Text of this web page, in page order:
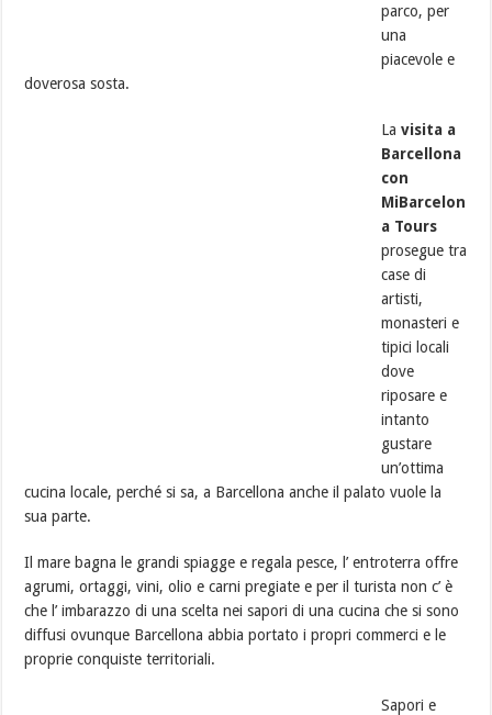
parco, per
una
piacevole e
doverosa sosta.
La visita a
Barcellona
con
MiBarcelon
a Tours
prosegue tra
case di
artisti,
monasteri e
tipici locali
dove
riposare e
intanto
gustare
un’ottima
cucina locale, perché si sa, a Barcellona anche il palato vuole la
sua parte.
Il mare bagna le grandi spiagge e regala pesce, l’ entroterra offre
agrumi, ortaggi, vini, olio e carni pregiate e per il turista non c’ è
che l’ imbarazzo di una scelta nei sapori di una cucina che si sono
diffusi ovunque Barcellona abbia portato i propri commerci e le
proprie conquiste territoriali.
Sapori e